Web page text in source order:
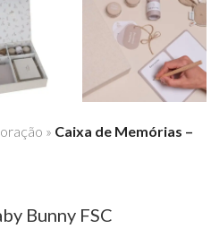
» Caixa de Memórias –
Bunny FSC